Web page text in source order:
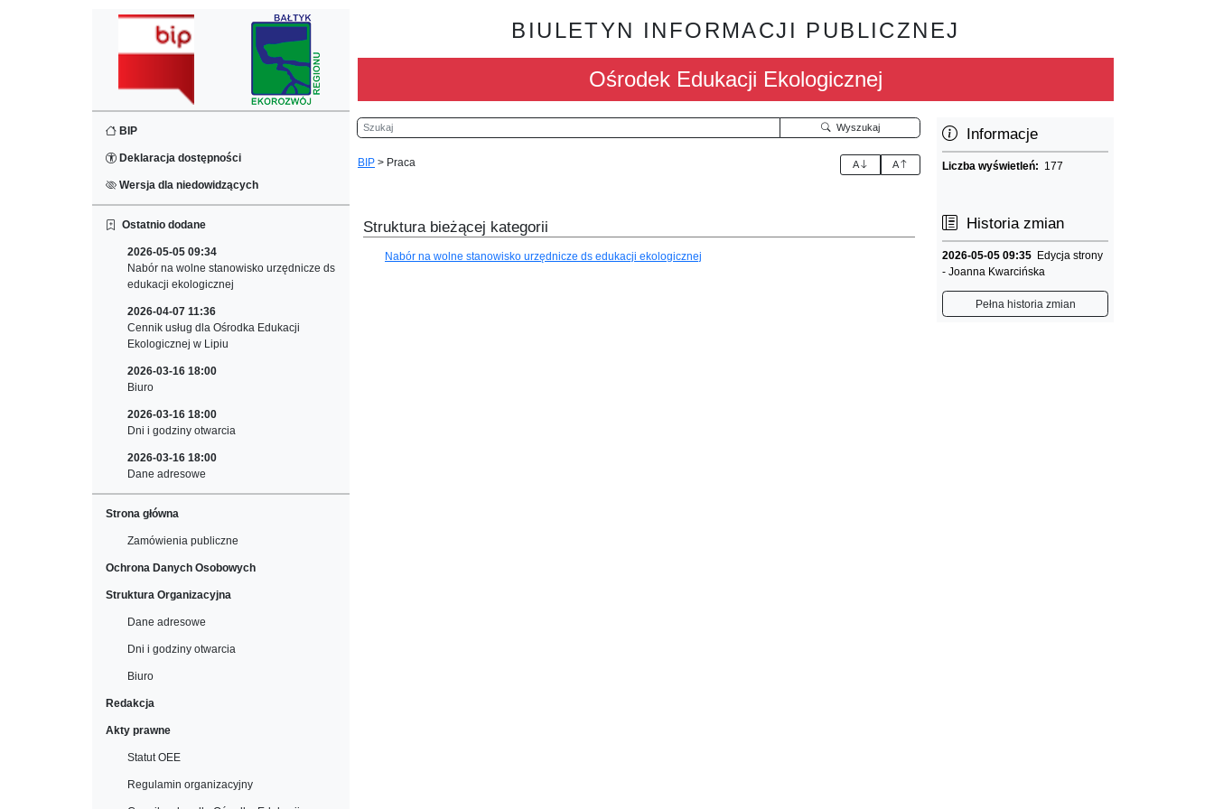
BIP
Deklaracja dostępności
Wersja dla niedowidzących
Ostatnio dodane
2026-05-05 09:34
Nabór na wolne stanowisko urzędnicze ds
edukacji ekologicznej
2026-04-07 11:36
Cennik usług dla Ośrodka Edukacji
Ekologicznej w Lipiu
2026-03-16 18:00
Biuro
2026-03-16 18:00
Dni i godziny otwarcia
2026-03-16 18:00
Dane adresowe
Strona główna
Zamówienia publiczne
Ochrona Danych Osobowych
Struktura Organizacyjna
Dane adresowe
Dni i godziny otwarcia
Biuro
Redakcja
Akty prawne
Statut OEE
Regulamin organizacyjny
BIULETYN INFORMACJI PUBLICZNEJ
Ośrodek Edukacji Ekologicznej
Szukaj Wyszukaj
BIP > Praca A A
Struktura bieżącej kategorii
Nabór na wolne stanowisko urzędnicze ds edukacji ekologicznej
Informacje
Liczba wyświetleń: 177
Historia zmian
2026-05-05 09:35 Edycja strony
- Joanna Kwarcińska
Pełna historia zmian